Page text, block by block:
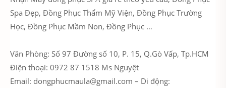
Spa Đẹp, Đồng Phục Thẩm Mỹ Viện, Đồng Phục Trường
Học, Đồng Phục Mầm Non, Đồng Phục …
Văn Phòng: Số 97 Đường số 10, P. 15, Q.Gò Vấp, Tp.HCM
Điện thoại: 0972 87 1518 Ms Nguyệt
Email: dongphucmaula@gmail.com – Di động: